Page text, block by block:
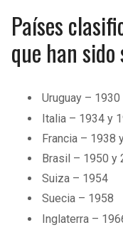
Países
que han sido
Uruguay – 1930
Italia – 1934 y
Francia – 1938
Brasil – 1950 y
Suiza – 1954
Suecia – 1958
Inglaterra –